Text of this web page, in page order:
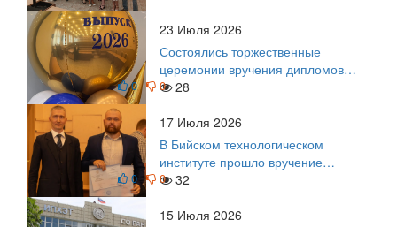
23 Июля 2026
Состоялись торжественные
церемонии вручения дипломов
выпускникам БТИ
0 0 28
17 Июля 2026
В Бийском технологическом
институте прошло вручение
дипломов
0 0 32
15 Июля 2026